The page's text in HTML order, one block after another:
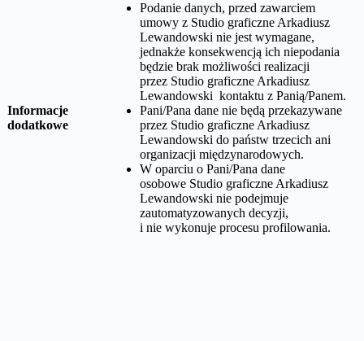
Informacje
dodatkowe
Podanie danych, przed zawarciem
umowy z Studio graficzne Arkadiusz
Lewandowski nie jest wymagane,
jednakże konsekwencją ich niepodania
będzie brak możliwości realizacji
przez Studio graficzne Arkadiusz
Lewandowski kontaktu z Panią/Panem.
Pani/Pana dane nie będą przekazywane
przez Studio graficzne Arkadiusz
Lewandowski do państw trzecich ani
organizacji międzynarodowych.
W oparciu o Pani/Pana dane
osobowe Studio graficzne Arkadiusz
Lewandowski nie podejmuje
zautomatyzowanych decyzji,
i nie wykonuje procesu profilowania.